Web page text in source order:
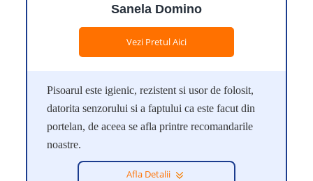
Sanela Domino
Vezi Pretul Aici
Pisoarul este igienic, rezistent si usor de folosit,
datorita senzorului si a faptului ca este facut din
portelan, de aceea se afla printre recomandarile
noastre.
Afla Detalii